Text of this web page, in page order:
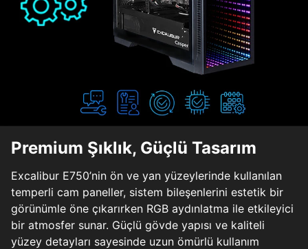
Premium Şıklık, Güçlü Tasarım
Excalibur E750’nin ön ve yan yüzeylerinde kullanılan
temperli cam paneller, sistem bileşenlerini estetik bir
görünümle öne çıkarırken RGB aydınlatma ile etkileyici
bir atmosfer sunar. Güçlü gövde yapısı ve kaliteli
yüzey detayları sayesinde uzun ömürlü kullanım